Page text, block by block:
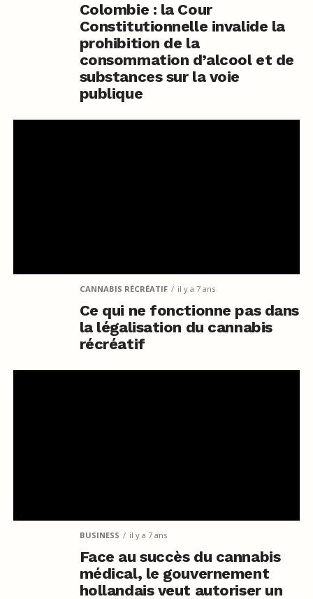
Colombie : la Cour
Constitutionnelle invalide la
prohibition de la
consommation d’alcool et de
substances sur la voie
publique
CANNABIS RÉCRÉATIF il y a 7 ans
Ce qui ne fonctionne pas dans
la légalisation du cannabis
récréatif
BUSINESS il y a 7 ans
Face au succès du cannabis
médical, le gouvernement
hollandais veut autoriser un